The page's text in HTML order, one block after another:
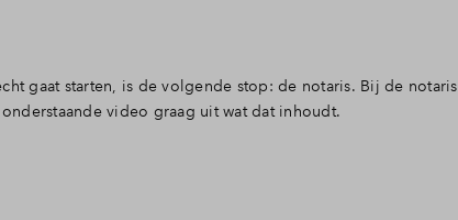
gaat starten, is de volgende stop: de notaris. Bij de notaris
video graag uit wat dat inhoudt.